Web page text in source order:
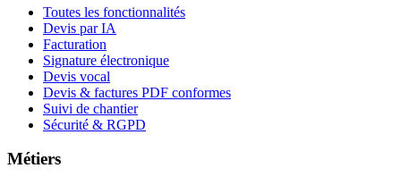
Toutes les fonctionnalités
Devis par IA
Facturation
Signature électronique
Devis vocal
Devis & factures PDF conformes
Suivi de chantier
Sécurité & RGPD
Métiers